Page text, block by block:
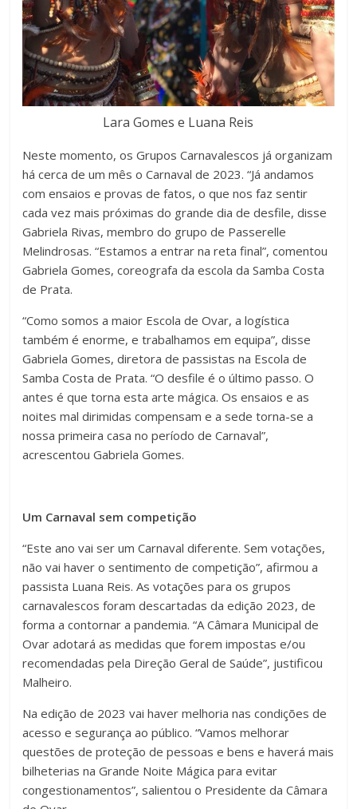
Lara Gomes e Luana Reis
Neste momento, os Grupos Carnavalescos já organizam
há cerca de um mês o Carnaval de 2023. “Já andamos
com ensaios e provas de fatos, o que nos faz sentir
cada vez mais próximas do grande dia de desfile, disse
Gabriela Rivas, membro do grupo de Passerelle
Melindrosas. “Estamos a entrar na reta final”, comentou
Gabriela Gomes, coreografa da escola da Samba Costa
de Prata.
“Como somos a maior Escola de Ovar, a logística
também é enorme, e trabalhamos em equipa”, disse
Gabriela Gomes, diretora de passistas na Escola de
Samba Costa de Prata. “O desfile é o último passo. O
antes é que torna esta arte mágica. Os ensaios e as
noites mal dirimidas compensam e a sede torna-se a
nossa primeira casa no período de Carnaval”,
acrescentou Gabriela Gomes.
Um Carnaval sem competição
“Este ano vai ser um Carnaval diferente. Sem votações,
não vai haver o sentimento de competição”, afirmou a
passista Luana Reis. As votações para os grupos
carnavalescos foram descartadas da edição 2023, de
forma a contornar a pandemia. “A Câmara Municipal de
Ovar adotará as medidas que forem impostas e/ou
recomendadas pela Direção Geral de Saúde”, justificou
Malheiro.
Na edição de 2023 vai haver melhoria nas condições de
acesso e segurança ao público. “Vamos melhorar
questões de proteção de pessoas e bens e haverá mais
bilheterias na Grande Noite Mágica para evitar
congestionamentos”, salientou o Presidente da Câmara